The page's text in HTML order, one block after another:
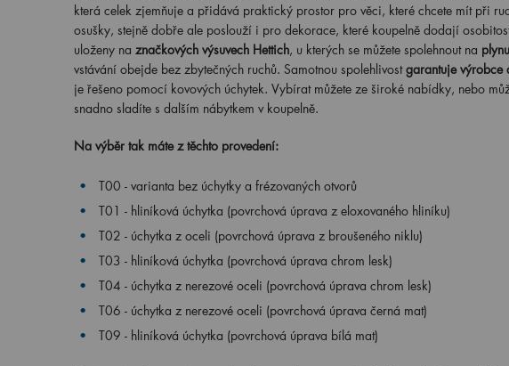
která celek zjemňuje a přidává praktický prostor pro věci, které chcete mít při
osušky, stejně dobře ale poslouží i pro dekorace, které koupelně dodají
uloženy na značkových výsuvech Hettich, u kterých se můžete spolehnout na
vstávání obejde bez zbytečných ruchů. Samotnou spolehlivost garantuje výrobce
je řešeno pomocí kovových úchytek. Vybírat můžete ze široké nabídky, nebo
snadno sladíte s dalším nábytkem v koupelně.
Na výběr tak máte z těchto provedení:
T00 - varianta bez úchytky a frézovaných otvorů
T01 - hliníková úchytka (povrchová úprava z eloxovaného hliníku)
T02 - úchytka z oceli (povrchová úprava z broušeného niklu)
T03 - hliníková úchytka (povrchová úprava chrom lesk)
T04 - úchytka z nerezové oceli (povrchová úprava chrom lesk)
T06 - úchytka z nerezové oceli (povrchová úprava černá mat)
T09 - hliníková úchytka (povrchová úprava bílá mat)